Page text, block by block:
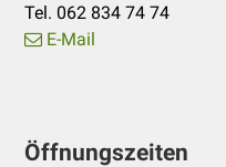
Tel. 062 834 74 74
E-Mail
Öffnungszeiten